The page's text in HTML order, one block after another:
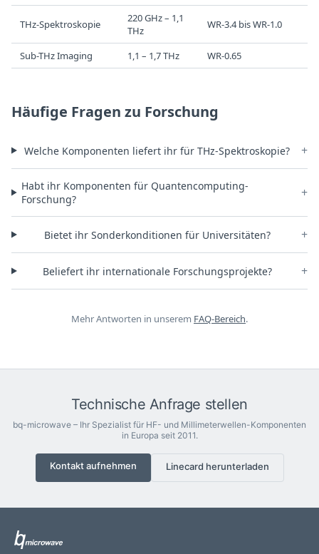
THz-Spektroskopie
220 GHz – 1,1
THz
WR-3.4 bis WR-1.0
Sub-THz Imaging 1,1 – 1,7 THz WR-0.65
Häufige Fragen zu Forschung
Welche Komponenten liefert ihr für THz-Spektroskopie? +
Habt ihr Komponenten für Quantencomputing-
Forschung?
+
Bietet ihr Sonderkonditionen für Universitäten? +
Beliefert ihr internationale Forschungsprojekte? +
Mehr Antworten in unserem FAQ-Bereich.
Technische Anfrage stellen
bq-microwave – Ihr Spezialist für HF- und Millimeterwellen-Komponenten
in Europa seit 2011.
Kontakt aufnehmen Linecard herunterladen